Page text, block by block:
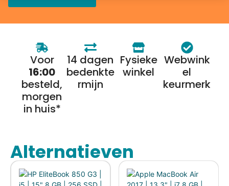
Voor
16:00
besteld,
morgen
in huis*
14 dagen
bedenkte
rmijn
Fysieke
winkel
Webwink
el
keurmerk
Alternatieven